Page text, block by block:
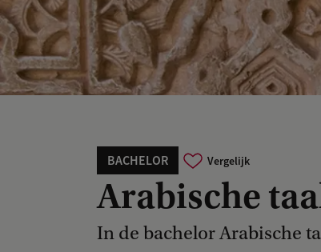
BACHELOR Vergelijk
Arabische
In de bachelor Arabische